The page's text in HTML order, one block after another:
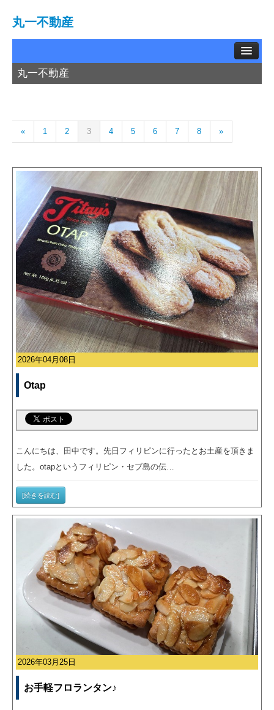
丸一不動産
中古物件
お問い合わせ
買取相談
会社概要
申込書ダウンロード
ウェブ入居申込
ブログ
丸一不動産
« 1 2 3 4 5 6 7 8 »
2026年04月08日
Otap
こんにちは、田中です。先日フィリピンに行ったとお土産を頂きま
した。otapというフィリピン・セブ島の伝…
[続きを読む]
2026年03月25日
お手軽フロランタン♪